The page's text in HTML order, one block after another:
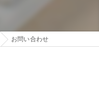
お問い合わせ